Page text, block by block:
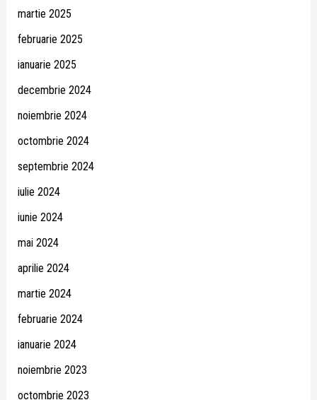
martie 2025
februarie 2025
ianuarie 2025
decembrie 2024
noiembrie 2024
octombrie 2024
septembrie 2024
iulie 2024
iunie 2024
mai 2024
aprilie 2024
martie 2024
februarie 2024
ianuarie 2024
noiembrie 2023
octombrie 2023